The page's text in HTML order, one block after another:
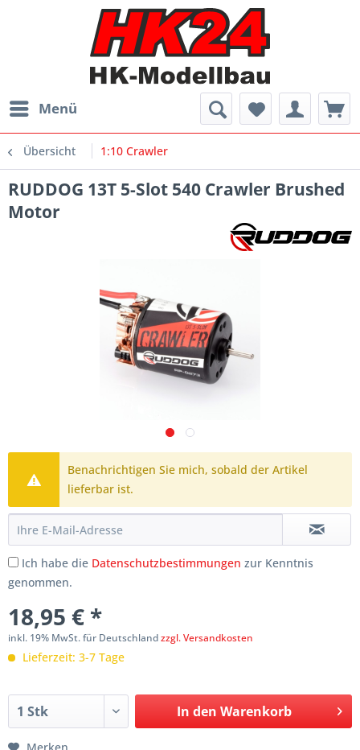
Menü
Übersicht 1:10 Crawler
RUDDOG 13T 5-Slot 540 Crawler Brushed
Motor
Benachrichtigen Sie mich, sobald der Artikel
lieferbar ist.
Ich habe die Datenschutzbestimmungen zur Kenntnis
genommen.
18,95 € *
inkl. 19% MwSt. für Deutschlandzzgl. Versandkosten
Lieferzeit: 3-7 Tage
In den Warenkorb